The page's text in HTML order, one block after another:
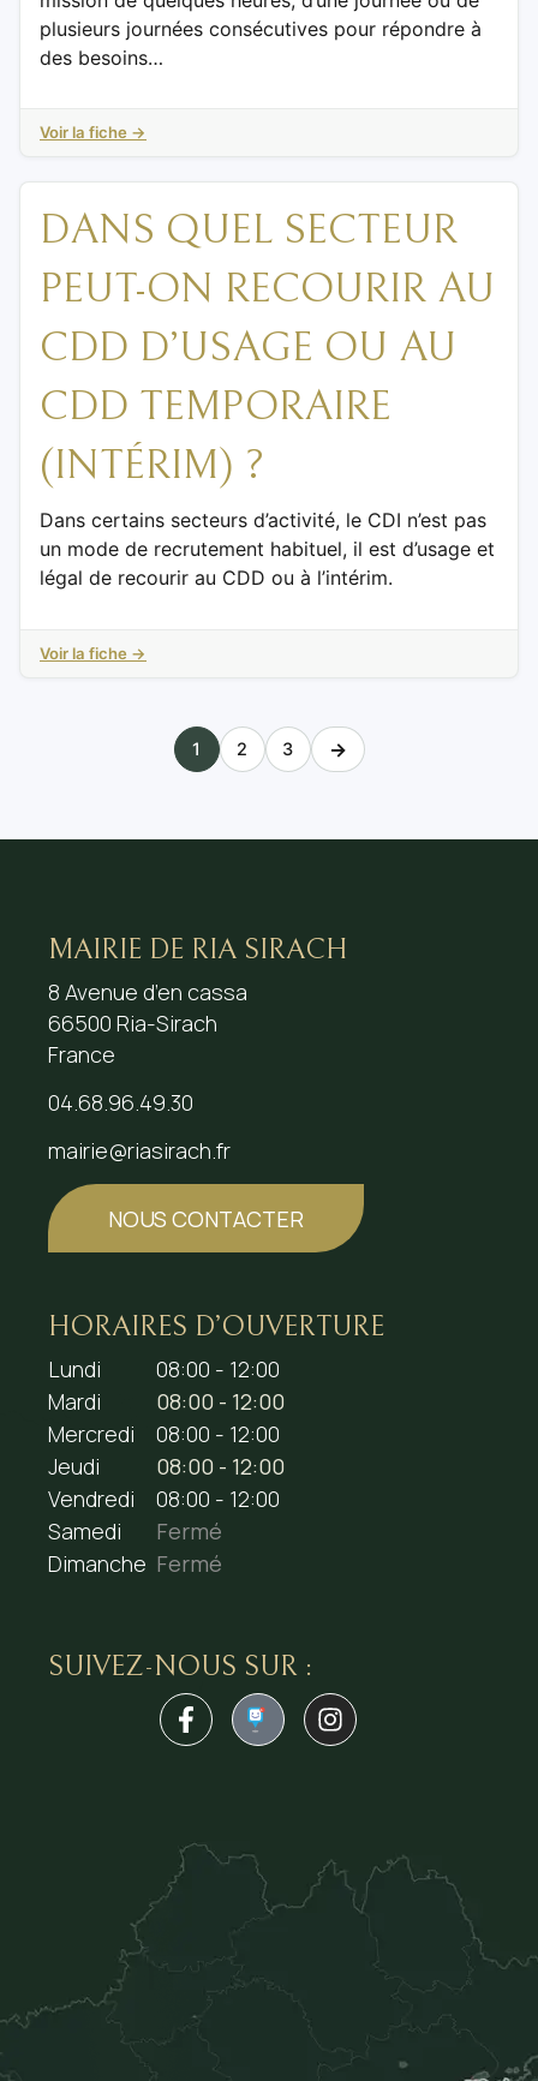
plusieurs journées consécutives pour répondre à
des besoins…
Voir la fiche →
DANS QUEL SECTEUR
PEUT-ON RECOURIR AU
CDD D’USAGE OU AU
CDD TEMPORAIRE
(INTÉRIM) ?
Dans certains secteurs d’activité, le CDI n’est pas
un mode de recrutement habituel, il est d’usage et
légal de recourir au CDD ou à l’intérim.
Voir la fiche →
1 2 3 →
MAIRIE DE RIA SIRACH
8 Avenue d’en cassa
66500 Ria-Sirach
France
04.68.96.49.30
mairie@riasirach.fr
NOUS CONTACTER
HORAIRES D’OUVERTURE
Lundi
08:00 - 12:00
Mardi
08:00 - 12:00
Mercredi
08:00 - 12:00
Jeudi
08:00 - 12:00
Vendredi
08:00 - 12:00
Samedi
Fermé
Dimanche Fermé
SUIVEZ-NOUS SUR :
1